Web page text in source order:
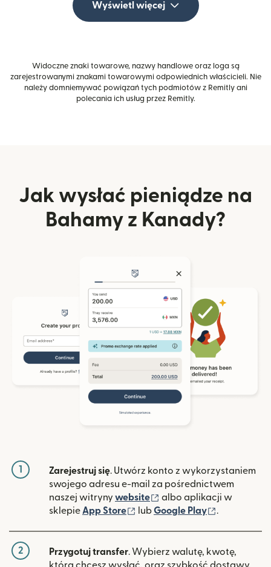
Wyświetl więcej
Widoczne znaki towarowe, nazwy handlowe oraz loga są
zarejestrowanymi znakami towarowymi odpowiednich właścicieli. Nie
należy domniemywać powiązań tych podmiotów z Remitly ani
polecania ich usług przez Remitly.
Jak wysłać pieniądze na
Bahamy z Kanady?
1 Zarejestruj się. Utwórz konto z wykorzystaniem
swojego adresu e-mail za pośrednictwem
naszej witryny website (otwiera się w nowym
albo aplikacji w
sklepie App Store (otwiera się w nowym oknie)
lubGoogle Play .
2 Przygotuj transfer. Wybierz walutę, kwotę,
którą chcesz wysłać, oraz szybkość dostawy.